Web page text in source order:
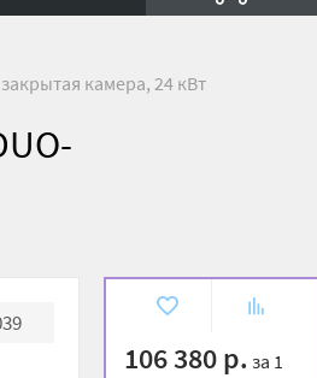
камера, 24 кВт
106 380 р. за 1